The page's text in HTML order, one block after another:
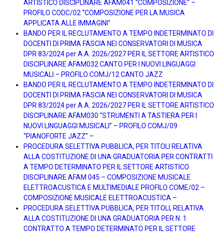
ARTISTICO DISCIPLINARE AFAM041 “COMPOSIZIONE” –
PROFILO CODC/02 “COMPOSIZIONE PER LA MUSICA
APPLICATA ALLE IMMAGINI”
BANDO PER IL RECLUTAMENTO A TEMPO INDETERMINATO DI
DOCENTI DI PRIMA FASCIA NEI CONSERVATORI DI MUSICA
DPR 83/2024 per A.A. 2026/2027 PER IL SETTORE ARTISTICO
DISCIPLINARE AFAM032 CANTO PER I NUOVI LINGUAGGI
MUSICALI – PROFILO COMJ/12 CANTO JAZZ
BANDO PER IL RECLUTAMENTO A TEMPO INDETERMINATO DI
DOCENTI DI PRIMA FASCIA NEI CONSERVATORI DI MUSICA
DPR 83/2024 per A.A. 2026/2027 PER IL SETTORE ARTISTICO
DISCIPLINARE AFAM030 “STRUMENTI A TASTIERA PER I
NUOVI LINGUAGGI MUSICALI” – PROFILO COMJ/09
“PIANOFORTE JAZZ” –
PROCEDURA SELETTIVA PUBBLICA, PER TITOLI RELATIVA
ALLA COSTITUZIONE DI UNA GRADUATORIA PER CONTRATTI
A TEMPO DETERMINATO PER IL SETTORE ARTISTICO
DISCIPLINARE AFAM 045 – COMPOSIZIONE MUSICALE
ELETTROACUSTICA E MULTIMEDIALE PROFILO COME/02 –
COMPOSIZIONE MUSICALE ELETTROACUSTICA –
PROCEDURA SELETTIVA PUBBLICA, PER TITOLI, RELATIVA
ALLA COSTITUZIONE DI UNA GRADUATORIA PER N. 1
CONTRATTO A TEMPO DETERMINATO PER IL SETTORE